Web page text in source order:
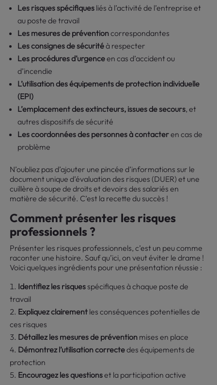
Les risques spécifiques liés à l’activité de l’entreprise et
au poste de travail
Les mesures de préventioncorrespondantes
Les consignes de sécuritéà respecter
Les procédures d’urgenceen cas d’accident ou
d’incendie
L’utilisation des équipements de protection individuelle
(EPI)
L’emplacement des extincteurs, issues de secours, et
autres dispositifs de sécurité
Les coordonnées des personnes à contacteren cas de
problème
N’oubliez pas d’ajouter une pincée d’informations sur le
document unique d’évaluation des risques (DUER) et une
cuillère à soupe de droits et devoirs des salariés en
matière de sécurité. C’est la recette du succès !
Comment présenter les risques
professionnels ?
Présenter les risques professionnels, c’est un peu comme
raconter une histoire. Sauf qu’ici, on veut éviter le drame !
Voici quelques ingrédients pour une présentation réussie :
Identifiez les risquesspécifiques à chaque poste de
travail
Expliquez clairement les conséquences potentielles de
ces risques
Détaillez les mesures de prévention mises en place
Démontrez l’utilisation correctedes équipements de
protection
Encouragez les questionset la participation active